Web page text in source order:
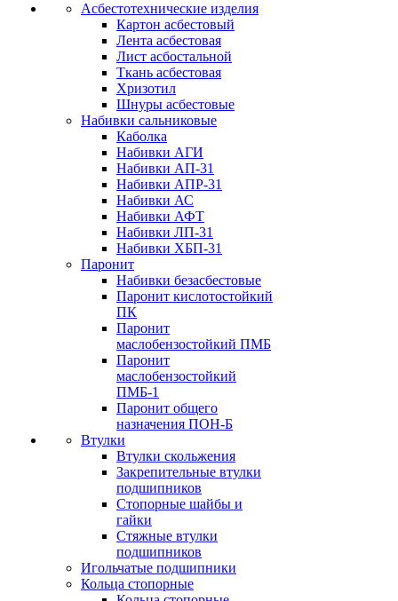
Асбестотехнические изделия
Картон асбестовый
Лента асбестовая
Лист асбостальной
Ткань асбестовая
Хризотил
Шнуры асбестовые
Набивки сальниковые
Каболка
Набивки АГИ
Набивки АП-31
Набивки АПР-31
Набивки АС
Набивки АФТ
Набивки ЛП-31
Набивки ХБП-31
Паронит
Набивки безасбестовые
Паронит кислотостойкий
ПК
Паронит
маслобензостойкий ПМБ
Паронит
маслобензостойкий
ПМБ-1
Паронит общего
назначения ПОН-Б
Втулки
Втулки скольжения
Закрепительные втулки
подшипников
Стопорные шайбы и
гайки
Стяжные втулки
подшипников
Игольчатые подшипники
Кольца стопорные